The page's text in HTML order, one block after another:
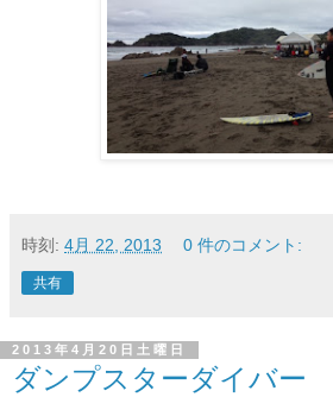
時刻: 4月 22, 2013 0 件のコメント:
共有
2013年4月20日土曜日
ダンプスターダイバー